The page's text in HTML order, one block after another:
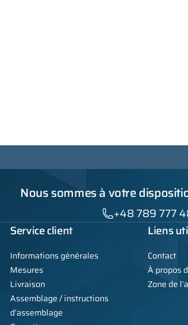
Nous sommes à votre
+48 789 777
Service client
Informations générales
Mesures
Livraison
Assemblage / instructions
d’assemblage
Liens
Contact
À propos
Zone de